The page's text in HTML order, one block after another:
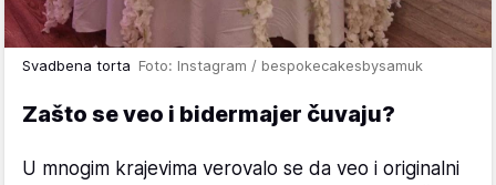
Svadbena torta Foto: Instagram / bespokecakesbysamuk
Zašto se veo i bidermajer čuvaju?
U mnogim krajevima verovalo se da veo i originalni